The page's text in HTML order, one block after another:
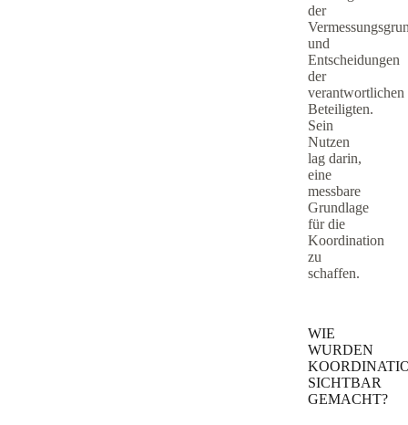
der
und
Entscheidungen
der
verantwortlichen
Beteiligten.
Sein
Nutzen
lag darin,
eine
messbare
Grundlage
für die
Koordination
zu
schaffen.
WIE
WURDEN
SICHTBAR
GEMACHT?